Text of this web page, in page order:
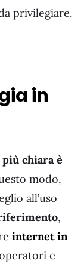
privilegiare.
in
chiara è
modo,
all’uso
,
internet in
e